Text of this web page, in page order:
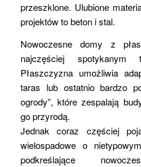
przeszklone. Ulubione
projektów to beton i stal.
Nowoczesne domy z
najczęściej spotykanym
Płaszczyzna umożliwia
taras lub ostatnio bardzo
ogrody”, które zespalają
go przyrodą.
Jednak coraz częściej
wielospadowe o
podkreślające